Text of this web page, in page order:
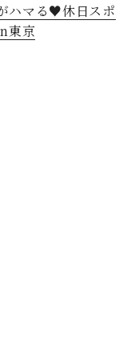
ハマる♥休日スポ
東京